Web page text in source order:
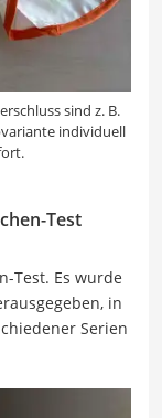
sind z. B.
individuell
Test
Test. Es wurde
in
Serien